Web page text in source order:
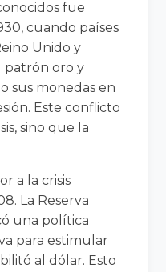
fue
cuando países
Unido y
patrón oro y
sus monedas en
Este conflicto
sino que la
a la crisis
La Reserva
una política
para estimular
al dólar. Esto